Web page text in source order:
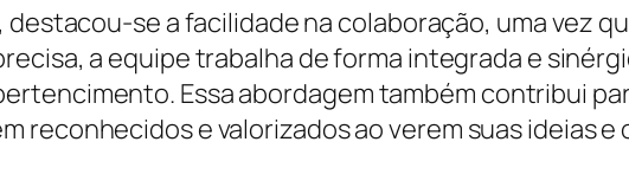
se a facilidade na colaboração, uma vez
a equipe trabalha de forma integrada e
Essa abordagem também contribui
reconhecidos e valorizados ao verem suas ideias